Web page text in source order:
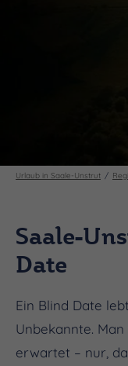
Urlaub in Saale-Unstrut
Saale-
Date
Ein Blind Date
Unbekannte.
erwartet – nur,